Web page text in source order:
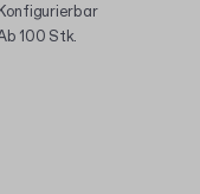
100 Stk.